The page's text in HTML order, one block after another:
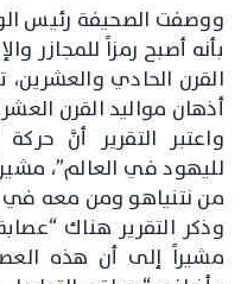
ووصفت الصحيفة رئيس
بأنه أصبح رمزاً للمجازر
القرن الحادي
أذهان مواليد القرن
واعتبر التقرير أنَّ
لليهود في العالم”،
من نتنياهو ومن معه في
وذكر التقرير هناك
مشيراً إلى أن هذه